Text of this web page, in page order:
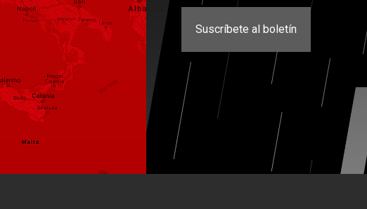
Suscríbete al boletín